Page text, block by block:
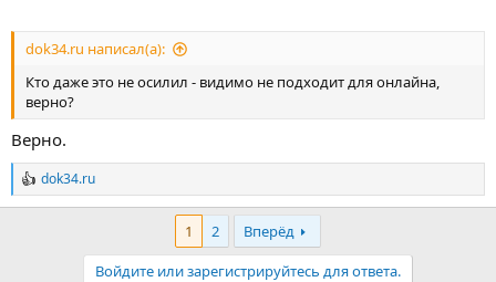
dok34.ru написал(а):
Кто даже это не осилил - видимо не подходит для онлайна,
верно?
Верно.
Р
е
dok34.ru
1 2
Вперёд
Войдите или зарегистрируйтесь для ответа.